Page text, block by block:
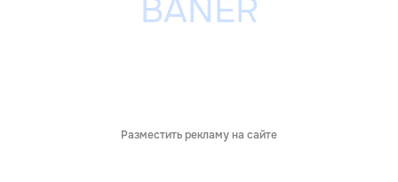
Разместить рекламу на сайте